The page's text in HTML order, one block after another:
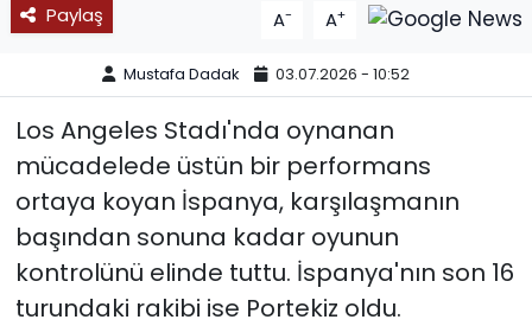
Paylaş A- A+
Mustafa Dadak 03.07.2026 - 10:52
Los Angeles Stadı'nda oynanan
mücadelede üstün bir performans
ortaya koyan İspanya, karşılaşmanın
başından sonuna kadar oyunun
kontrolünü elinde tuttu. İspanya'nın son 16
turundaki rakibi ise Portekiz oldu.